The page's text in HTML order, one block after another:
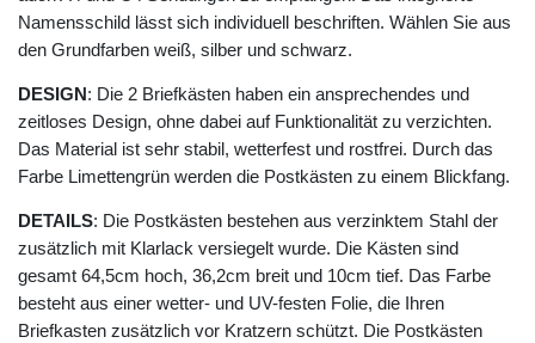
Namensschild lässt sich individuell beschriften. Wählen Sie aus
den Grundfarben weiß, silber und schwarz.
DESIGN: Die 2 Briefkästen haben ein ansprechendes und
zeitloses Design, ohne dabei auf Funktionalität zu verzichten.
Das Material ist sehr stabil, wetterfest und rostfrei. Durch das
Farbe Limettengrün werden die Postkästen zu einem Blickfang.
DETAILS: Die Postkästen bestehen aus verzinktem Stahl der
zusätzlich mit Klarlack versiegelt wurde. Die Kästen sind
gesamt 64,5cm hoch, 36,2cm breit und 10cm tief. Das Farbe
besteht aus einer wetter- und UV-festen Folie, die Ihren
Briefkasten zusätzlich vor Kratzern schützt. Die Postkästen